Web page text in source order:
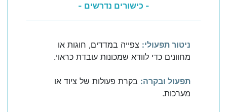
- כישורים נדרשים -
ניטור תפעולי: צפייה במדדים, חוגות או
מחוונים כדי לוודא שמכונות עובדת כראוי.
תפעול ובקרה: בקרת פעולות של ציוד או
מערכות.